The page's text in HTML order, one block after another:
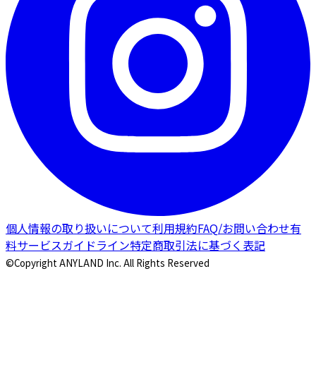
個人情報の取り扱いについて利用規約FAQ/お問い合わせ有
料サービスガイドライン特定商取引法に基づく表記
©Copyright ANYLAND Inc. All Rights Reserved